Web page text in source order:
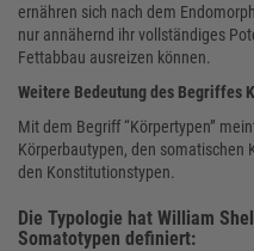
ernähren sich nach dem
nur annähernd ihr vollständiges
Fettabbau ausreizen können.
Weitere Bedeutung des Begriffes
Mit dem Begriff “Körpertypen”
Körperbautypen, den somatischen
den Konstitutionstypen.
Die Typologie hat William
Somatotypen definiert: